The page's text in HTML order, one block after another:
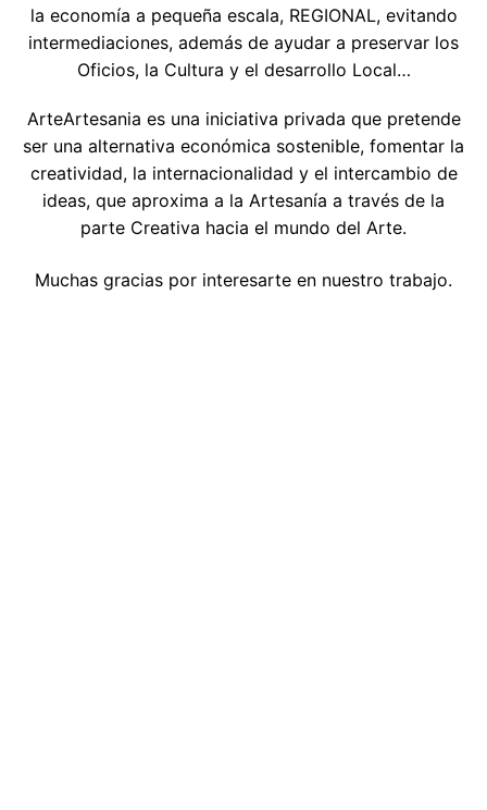
la economía a pequeña escala, REGIONAL, evitando
intermediaciones, además de ayudar a preservar los
Oficios, la Cultura y el desarrollo Local…
ArteArtesania es una iniciativa privada que pretende
ser una alternativa económica sostenible, fomentar la
creatividad, la internacionalidad y el intercambio de
ideas, que aproxima a la Artesanía a través de la
parte Creativa hacia el mundo del Arte.
Muchas gracias por interesarte en nuestro trabajo.